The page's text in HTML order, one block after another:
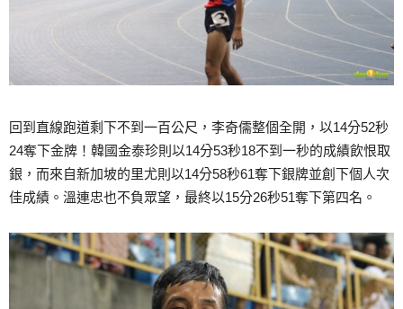
回到直線跑道剩下不到一百公尺，李奇儒整個全開，以14分52秒
24奪下金牌！韓國金泰珍則以14分53秒18不到一秒的成績飲恨取
銀，而來自新加坡的里尤則以14分58秒61奪下銀牌並創下個人次
佳成績。溫連忠也不負眾望，最終以15分26秒51奪下第四名。